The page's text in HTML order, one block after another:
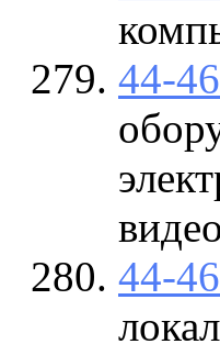
44-
44-